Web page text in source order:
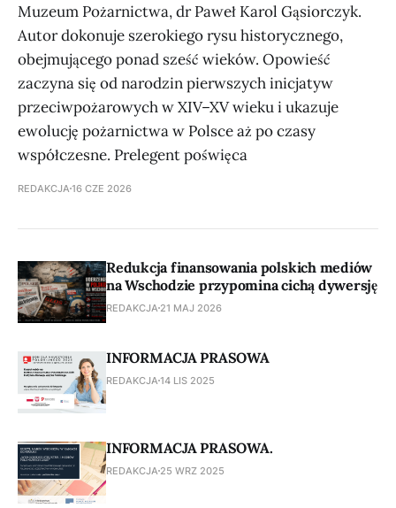
Muzeum Pożarnictwa, dr Paweł Karol Gąsiorczyk.
Autor dokonuje szerokiego rysu historycznego,
obejmującego ponad sześć wieków. Opowieść
zaczyna się od narodzin pierwszych inicjatyw
przeciwpożarowych w XIV–XV wieku i ukazuje
ewolucję pożarnictwa w Polsce aż po czasy
współczesne. Prelegent poświęca
REDAKCJA 16 CZE 2026
Redukcja finansowania polskich mediów
na Wschodzie przypomina cichą dywersję
REDAKCJA 21 MAJ 2026
INFORMACJA PRASOWA
REDAKCJA 14 LIS 2025
INFORMACJA PRASOWA.
REDAKCJA 25 WRZ 2025